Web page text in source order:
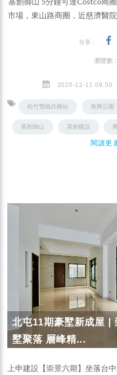
基創御山 5分鐘可達Costco商
市場，東山路商圈，近慈濟醫
分享：
瀏覽數
2020-12-11 09:50
松竹雙鐵共構站 南興公園
基創御山 基創建設
閱讀更
北屯11期豪墅新成屋 |
墅聚落 層峰精...
上申建設【崇景六期】坐落台